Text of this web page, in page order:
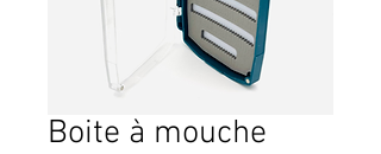
Boite à mouche